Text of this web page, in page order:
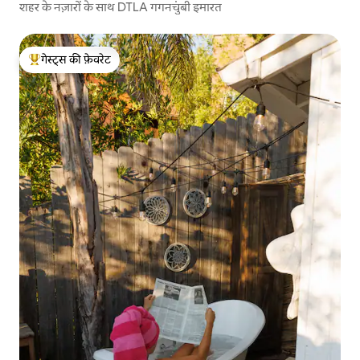
शहर के नज़ारों के साथ DTLA गगनचुंबी इमारत
गेस्ट्स का टॉप फ़ेवरेट
गेस्ट्स की फ़ेवरेट